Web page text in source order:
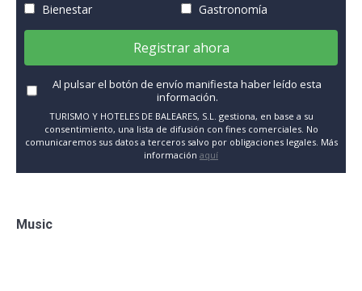
Bienestar
Gastronomía
Registrar ahora
Al pulsar el botón de envío manifiesta haber leído esta
información.
TURISMO Y HOTELES DE BALEARES, S.L. gestiona, en base a su
consentimiento, una lista de difusión con fines comerciales. No
comunicaremos sus datos a terceros salvo por obligaciones legales. Más
información aquí
Music